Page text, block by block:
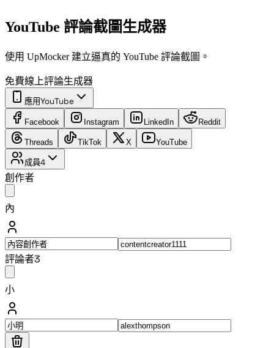
YouTube 評論截圖生成器
使用 UpMocker 建立逼真的 YouTube 評論截圖。
免費線上評論生成器
應用YouTube
Facebook Instagram LinkedIn Reddit
Threads TikTok X YouTube
成員4
創作者
內
評論者3
小